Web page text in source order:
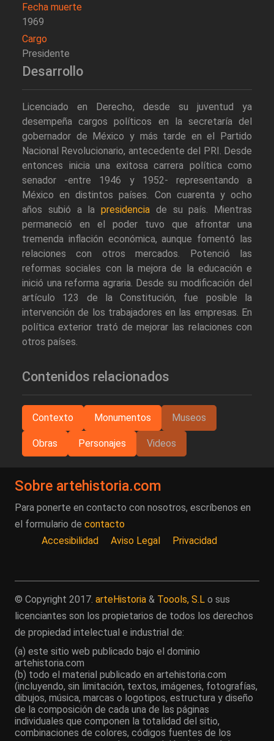
Fecha muerte
1969
Cargo
Presidente
Desarrollo
Licenciado en Derecho, desde su juventud ya
desempeña cargos políticos en la secretaría del
gobernador de México y más tarde en el Partido
Nacional Revolucionario, antecedente del PRI. Desde
entonces inicia una exitosa carrera política como
senador -entre 1946 y 1952- representando a
México en distintos países. Con cuarenta y ocho
años subió a la presidencia de su país. Mientras
permaneció en el poder tuvo que afrontar una
tremenda inflación económica, aunque fomentó las
relaciones con otros mercados. Potenció las
reformas sociales con la mejora de la educación e
inició una reforma agraria. Desde su modificación del
artículo 123 de la Constitución, fue posible la
intervención de los trabajadores en las empresas. En
política exterior trató de mejorar las relaciones con
otros países.
Contenidos relacionados
Contexto Monumentos Museos
Obras Personajes Videos
Sobre artehistoria.com
Para ponerte en contacto con nosotros, escríbenos en
el formulario de contacto
Accesibilidad
Aviso Legal Privacidad
© Copyright 2017. arteHistoria & Toools, S.L o sus
licenciantes son los propietarios de todos los derechos
de propiedad intelectual e industrial de:
(a) este sitio web publicado bajo el dominio
artehistoria.com
(b) todo el material publicado en artehistoria.com
(incluyendo, sin limitación, textos, imágenes, fotografías,
dibujos, música, marcas o logotipos, estructura y diseño
de la composición de cada una de las páginas
individuales que componen la totalidad del sitio,
combinaciones de colores, códigos fuentes de los